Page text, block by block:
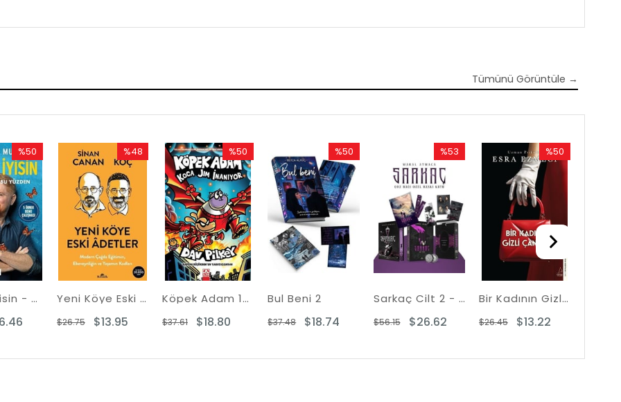
Tümünü Görüntüle →
Çünkü İyisin - Sorunların Bu Yüzden
%50
Rabatt
%50Rabatt
Yeni Köye Eski Adetler
$13.95
$26.75
%48
Rabatt
%48Rabatt
Köpek Adam 14 - Koca Jim İnanıyor
$18.80
$37.61
%50
Rabatt
%50Rabatt
Bul Beni 2
$18.74
$37.48
%50
Rabatt
%50Rabatt
Sarkaç Cilt 2 - Göz Bağı - Özel Baskı - Tek Kitaplık Kutu
$26.62
$56.15
%53
Rabatt
%53Rabatt
Bir Kadının Gizli Çantası
$13.22
$26.45
%50
Rabatt
%50Rabatt